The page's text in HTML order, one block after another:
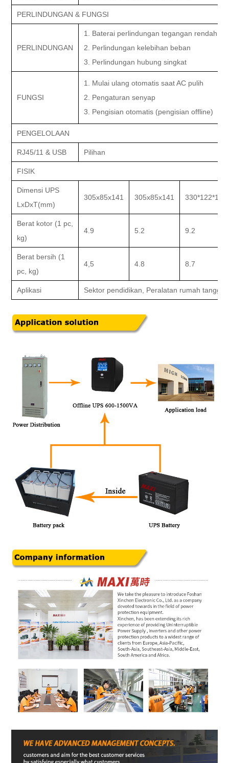
PERLINDUNGAN & FUNGSI
PERLINDUNGAN
1. Baterai perlindungan tegangan rendah
2. Perlindungan kelebihan beban
3. Perlindungan hubung singkat
FUNGSI
1. Mulai ulang otomatis saat AC pulih
2. Pengaturan senyap
3. Pengisian otomatis (pengisian offline)
PENGELOLAAN
RJ45/11 & USB Pilihan
FISIK
Dimensi UPS
LxDxT(mm)
305x85x141 305x85x141 330*122*192
Berat kotor (1 pc,
kg)
4.9 5.2 9.2
Berat bersih (1
pc, kg)
4,5 4.8 8.7
Aplikasi Sektor pendidikan, Peralatan rumah